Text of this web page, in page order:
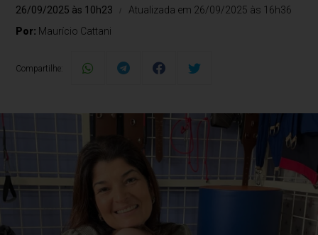
26/09/2025 às 10h23
Atualizada em 26/09/2025 às 16h36
Por: Maurício Cattani
Compartilhe: